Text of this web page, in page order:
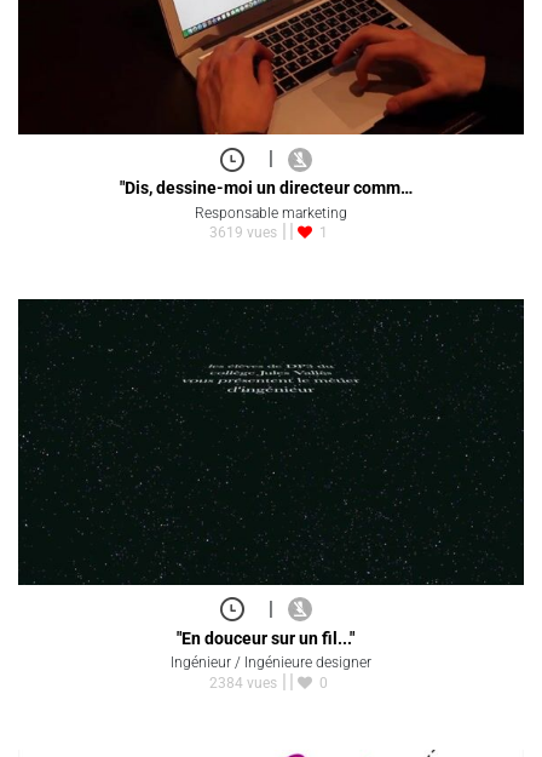
|
"Dis, dessine-moi un directeur comm…
Responsable marketing
3619 vues
1
|
"En douceur sur un fil..."
Ingénieur / Ingénieure designer
2384 vues
0